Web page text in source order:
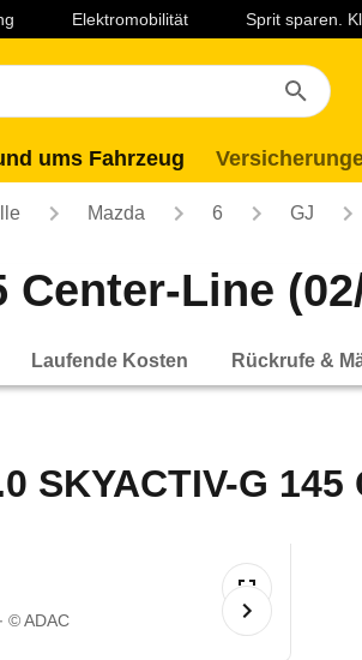
Elektromobilität Sprit sparen.
ums Fahrzeug
Mazda 6 GJ
Center-Line
Laufende Kosten Rückrufe &
SKYACTIV-G
© ADAC